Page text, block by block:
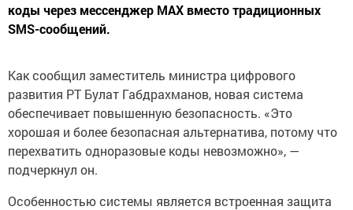
коды через мессенджер MAX вместо традиционных
SMS-сообщений.
Как сообщил заместитель министра цифрового
развития РТ Булат Габдрахманов, новая система
обеспечивает повышенную безопасность. «Это
хорошая и более безопасная альтернатива, потому что
перехватить одноразовые коды невозможно», —
подчеркнул он.
Особенностью системы является встроенная защита